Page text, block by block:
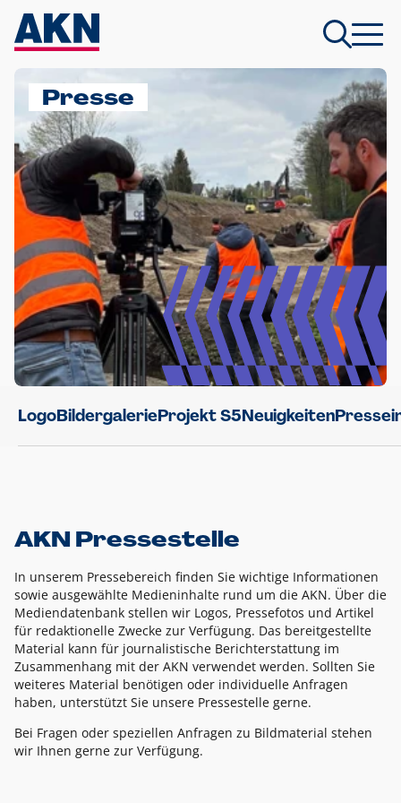
Presse
LogoBildergalerieProjekt S5Neuigkeiten
AKN Pressestelle
In unserem Pressebereich finden Sie wichtige Informationen
sowie ausgewählte Medieninhalte rund um die AKN. Über die
Mediendatenbank stellen wir Logos, Pressefotos und Artikel
für redaktionelle Zwecke zur Verfügung. Das bereitgestellte
Material kann für journalistische Berichterstattung im
Zusammenhang mit der AKN verwendet werden. Sollten Sie
weiteres Material benötigen oder individuelle Anfragen
haben, unterstützt Sie unsere Pressestelle gerne.
Bei Fragen oder speziellen Anfragen zu Bildmaterial stehen
wir Ihnen gerne zur Verfügung.